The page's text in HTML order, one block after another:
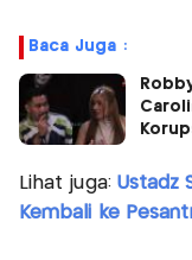
Baca Juga :
Lihat juga: Ustadz
Kembali ke